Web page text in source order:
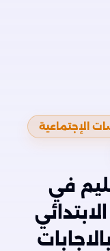
الإجتماعية
في